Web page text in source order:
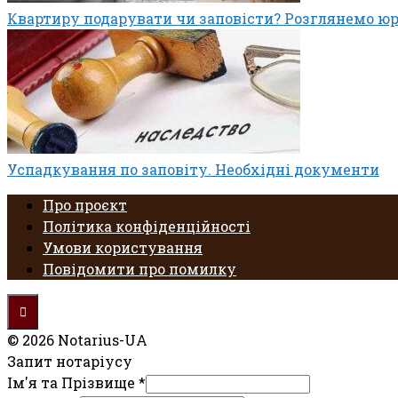
Квартиру подарувати чи заповісти? Розглянемо
Успадкування по заповіту. Необхідні документи
Про проєкт
Політика конфіденційності
Умови користування
Повідомити про помилку
© 2026 Notarius-UA
Запит нотаріусу
Ім'я та Прізвище *